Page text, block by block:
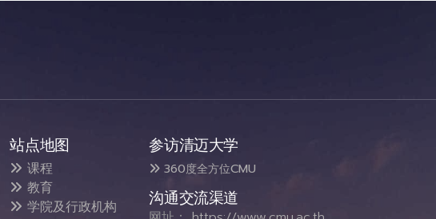
站点地图
课程
教育
学院及行政机构
参访清迈大学
360度全方位CMU
沟通交流渠道